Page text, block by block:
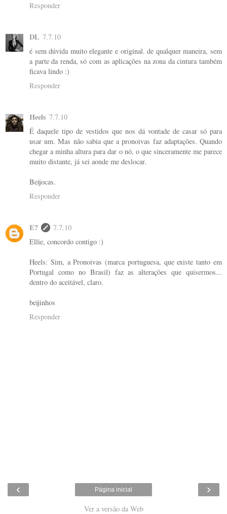
Responder
DL 7.7.10
é sem dúvida muito elegante e original. de qualquer maneira, sem
a parte da renda, só com as aplicações na zona da cintura também
ficava lindo :)
Responder
Heels 7.7.10
É daquele tipo de vestidos que nos dá vontade de casar só para
usar um. Mas não sabia que a pronoivas faz adaptações. Quando
chegar a minha altura para dar o nó, o que sinceramente me parece
muito distante, já sei aonde me deslocar.
Beijocas.
Responder
E?
7.7.10
Ellie, concordo contigo :)
Heels: Sim, a Pronoivas (marca portuguesa, que existe tanto em
Portugal como no Brasil) faz as alterações que quisermos...
dentro do aceitável, claro.
beijinhos
Responder
‹ ›
Página inicial
Ver a versão da Web